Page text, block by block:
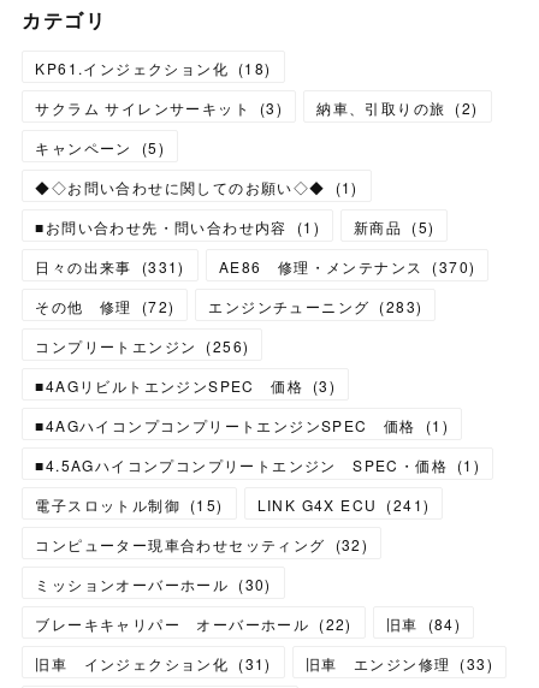
カテゴリ
KP61.インジェクション化 (18)
サクラム サイレンサーキット
(3) 納車、引取りの旅 (2)
キャンペーン
(5)
◆◇お問い合わせに関してのお願い◇◆
(1)
■お問い合わせ先・問い合わせ内容
(1 ) 新商品 (5)
日々の出来事
(331) AE86 修理・メンテナンス (370)
その他 修理
(72) エンジンチューニング (283)
コンプリートエンジン
(256)
■4AGリビルトエンジンSPEC 価格 (3)
■4AGハイコンプコンプリートエンジンSPEC 価格
(1 )
■4.5AGハイコンプコンプリートエンジン SPEC・価格 (1 )
電子スロットル制御 (15) LINK G4X ECU (241)
コンピューター現車合わせセッティング
(32)
ミッションオーバーホール (30)
ブレーキキャリパー オーバーホール (22) 旧車 (84)
旧車 インジェクション化 (31) 旧車 エンジン修理 (33)